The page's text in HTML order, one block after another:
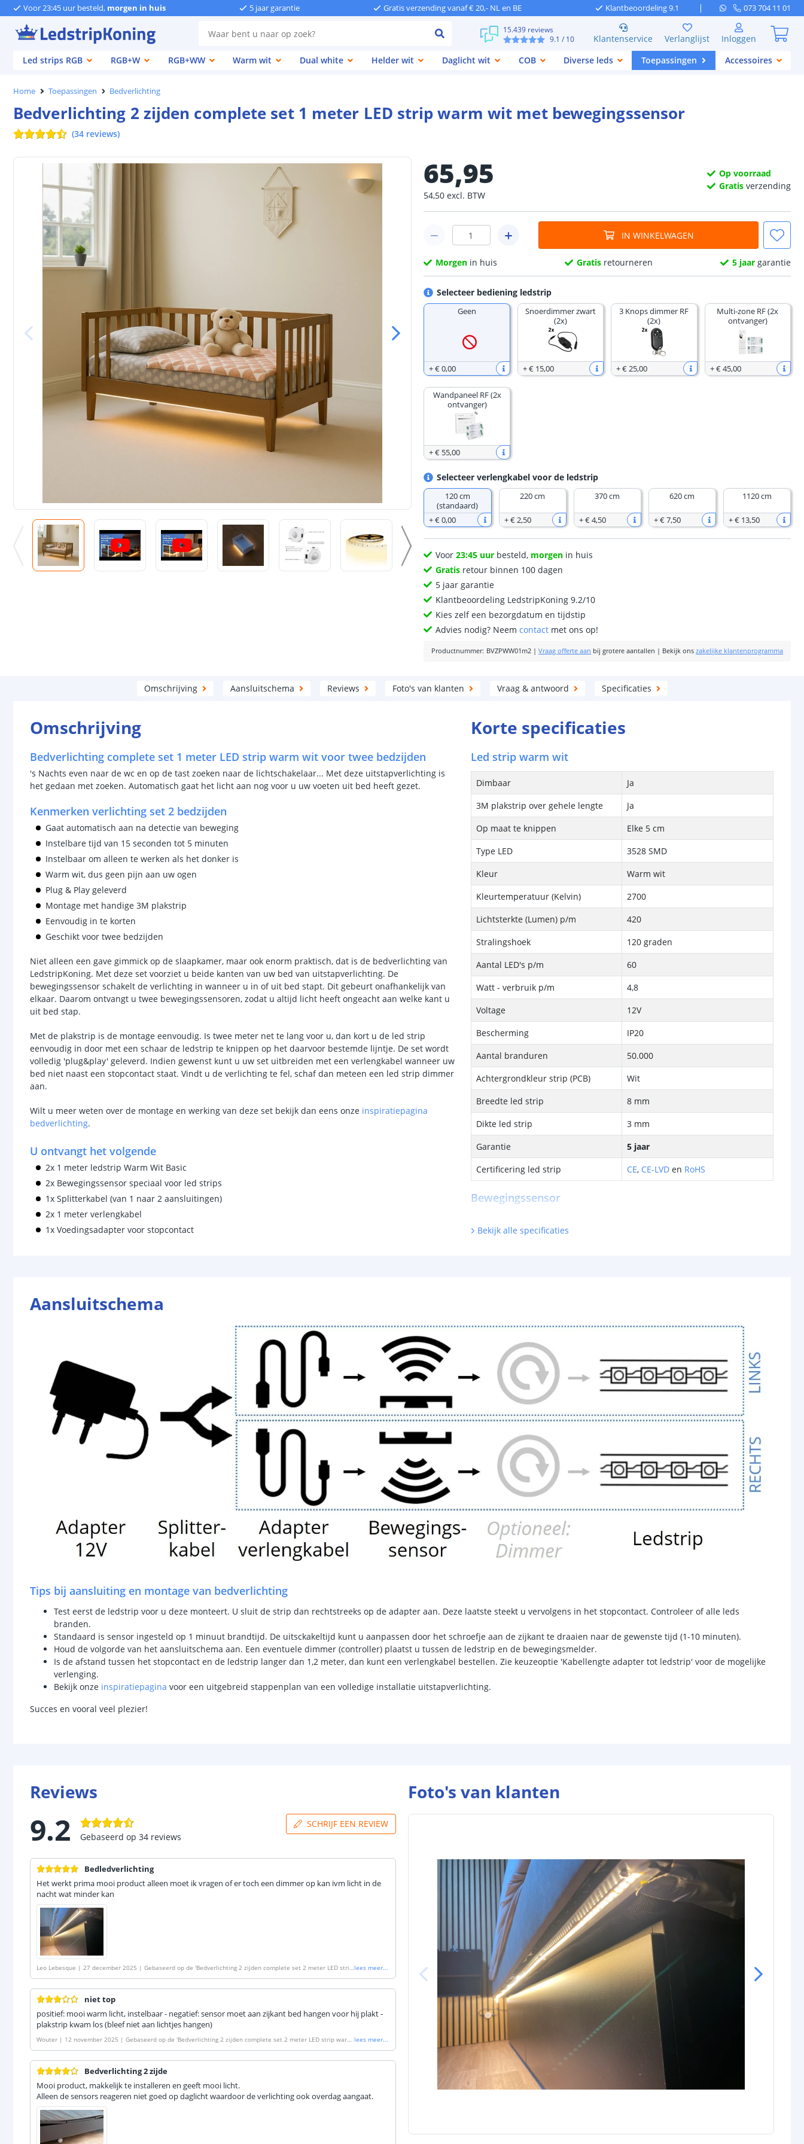
Voor 23:45 uur besteld, morgen in huis 5 jaar garantie Gratis verzending vanaf € 20,- NL en BE Klantbeoordeling 9.1 073 704 11 01
15.439 reviews
9.1 / 10 Klantenservice Verlanglijst
Inloggen
Led strips RGB
RGB+W RGB+WW Warm wit Dual white Helder wit Daglicht wit COB Diverse leds Toepassingen Accessoires
Home Toepassingen Bedverlichting
Bedverlichting 2 zijden complete set 1 meter LED strip warm wit met bewegingssensor
(34 reviews)
65,95
54,50 excl. BTW
Op voorraad
Gratis verzending
IN WINKELWAGEN
Morgen in huis Gratis retourneren 5 jaargarantie
Selecteer bediening ledstrip
Geen
+€ 0,00
Snoerdimmer zwart
(2x)
+€ 15,00
3 Knops dimmer RF
(2x)
+€ 25,00
Multi-zone RF (2x
ontvanger)
+€ 45,00
Wandpaneel RF (2x
ontvanger)
+€ 55,00
Selecteer verlengkabel voor de ledstrip
120 cm
(standaard)
+€ 0,00
220 cm
+€ 2,50
370 cm
+€ 4,50
620 cm
+€ 7,50
1120 cm
+€ 13,50
Voor23:45 uur besteld, morgen in huis
Gratis retour binnen 100 dagen
5 jaar garantie
Klantbeoordeling LedstripKoning 9.2/10
Kies zelf een bezorgdatum en tijdstip
Advies nodig? Neemcontact met ons op!
Productnummer: BVZPWW01m2 |Vraag offerte aan bij grotere aantallen | Bekijk ons zakelijke klantenprogramma
Omschrijving Aansluitschema Reviews Foto's van klanten Vraag & antwoord Specificaties
Omschrijving
Bedverlichting complete set 1 meter LED strip warm wit voor twee bedzijden
's Nachts even naar de wc en op de tast zoeken naar de lichtschakelaar... Met deze uitstapverlichting is
het gedaan met zoeken. Automatisch gaat het licht aan nog voor u uw voeten uit bed heeft gezet.
Kenmerken verlichting set 2 bedzijden
Gaat automatisch aan na detectie van beweging
Instelbare tijd van 15 seconden tot 5 minuten
Instelbaar om alleen te werken als het donker is
Warm wit, dus geen pijn aan uw ogen
Plug & Play geleverd
Montage met handige 3M plakstrip
Eenvoudig in te korten
Geschikt voor twee bedzijden
Niet alleen een gave gimmick op de slaapkamer, maar ook enorm praktisch, dat is de bedverlichting van
LedstripKoning. Met deze set voorziet u beide kanten van uw bed van uitstapverlichting. De
bewegingssensor schakelt de verlichting in wanneer u in of uit bed stapt. Dit gebeurt onafhankelijk van
elkaar. Daarom ontvangt u twee bewegingssensoren, zodat u altijd licht heeft ongeacht aan welke kant u
uit bed stap.
Met de plakstrip is de montage eenvoudig. Is twee meter net te lang voor u, dan kort u de led strip
eenvoudig in door met een schaar de ledstrip te knippen op het daarvoor bestemde lijntje. De set wordt
volledig 'plug&play' geleverd. Indien gewenst kunt u uw set uitbreiden met een verlengkabel wanneer uw
bed niet naast een stopcontact staat. Vindt u de verlichting te fel, schaf dan meteen een led strip dimmer
aan.
Wilt u meer weten over de montage en werking van deze set bekijk dan eens onze inspiratiepagina
bedverlichting.
U ontvangt het volgende
2x 1 meter ledstrip Warm Wit Basic
2x Bewegingssensor speciaal voor led strips
1x Splitterkabel (van 1 naar 2 aansluitingen)
2x 1 meter verlengkabel
1x Voedingsadapter voor stopcontact
Korte specificaties
Led strip warm wit
Dimbaar
Ja
3M plakstrip over gehele lengte
Ja
Op maat te knippen
Elke 5 cm
Type LED
3528 SMD
Kleur
Warm wit
Kleurtemperatuur (Kelvin)
2700
Lichtsterkte (Lumen) p/m
420
Stralingshoek
120 graden
Aantal LED's p/m
60
Watt - verbruik p/m
4,8
Voltage
12V
Bescherming
IP20
Aantal branduren
50.000
Achtergrondkleur strip (PCB)
Wit
Breedte led strip
8 mm
Dikte led strip
3 mm
Garantie
5 jaar
Certificering led strip
CE, CE-LVD en RoHS
Bewegingssensor
Garantie
5 jaar
Voeding ledstrip
Input voltage
230V
Output voltage
Uitgangsvermogen (watt)
24W
Uitgangssterkte (ampère)
2A
Breedte
Hoogte
Bekijk alle specificaties
Aansluitschema
Tips bij aansluiting en montage van bedverlichting
Test eerst de ledstrip voor u deze monteert. U sluit de strip dan rechtstreeks op de adapter aan. Deze laatste steekt u vervolgens in het stopcontact. Controleer of alle leds
branden.
Standaard is sensor ingesteld op 1 minuut brandtijd. De uitsckakeltijd kunt u aanpassen door het schroefje aan de zijkant te draaien naar de gewenste tijd (1-10 minuten).
Houd de volgorde van het aansluitschema aan. Een eventuele dimmer (controller) plaatst u tussen de ledstrip en de bewegingsmelder.
Is de afstand tussen het stopcontact en de ledstrip langer dan 1,2 meter, dan kunt een verlengkabel bestellen. Zie keuzeoptie 'Kabellengte adapter tot ledstrip' voor de mogelijke
verlenging.
Bekijk onze inspiratiepagina voor een uitgebreid stappenplan van een volledige installatie uitstapverlichting.
Succes en vooral veel plezier!
Reviews
9.2 Gebaseerd op 34 reviews
SCHRIJF EEN REVIEW
Bedledverlichting
Het werkt prima mooi product alleen moet ik vragen of er toch een dimmer op kan ivm licht in de
nacht wat minder kan
Leo Lebesque | 27 december 2025 | Gebaseerd op de 'Bedverlichting 2 zijden complete set 2 meter LED strip
warm wit met bewegingssensor'
lees meer...
niet top
positief: mooi warm licht, instelbaar - negatief: sensor moet aan zijkant bed hangen voor hij plakt -
plakstrip kwam los (bleef niet aan lichtjes hangen)
Wouter | 12 november 2025 | Gebaseerd op de 'Bedverlichting 2 zijden complete set 2 meter LED strip warm
wit met bewegingssensor'
lees meer...
Bedverlichting 2 zijde
Mooi product, makkelijk te installeren en geeft mooi licht.
Alleen de sensors reageren niet goed op daglicht waardoor de verlichting ook overdag aangaat.
Foto's van klanten